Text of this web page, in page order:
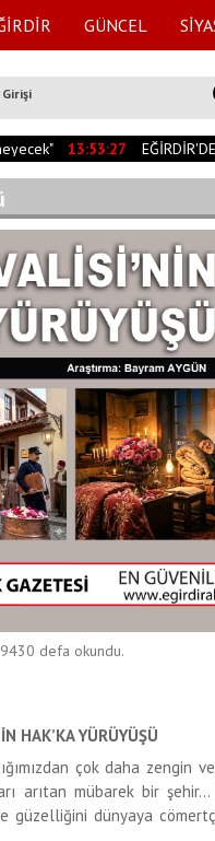
GÜNCEL
Girişi
13:53:27 EĞİRDİR'DE
9430 defa okundu.
HAK’KA YÜRÜYÜŞÜ
çok daha zengin
arıtan mübarek bir
dünyaya